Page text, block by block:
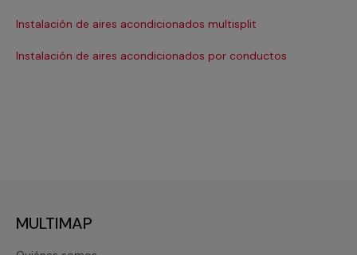
Instalación de aires acondicionados multisplit
Instalación de aires acondicionados por conductos
MULTIMAP